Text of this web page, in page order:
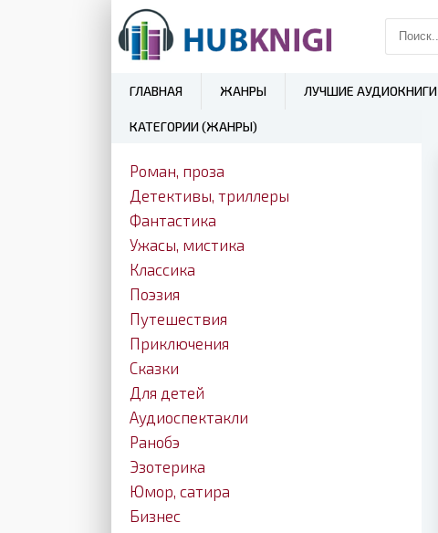
ГЛАВНАЯ ЖАНРЫ ЛУЧШИЕ АУДИОКНИГИ
КАТЕГОРИИ (ЖАНРЫ)
Роман, проза
Детективы, триллеры
Фантастика
Ужасы, мистика
Классика
Поэзия
Путешествия
Приключения
Сказки
Для детей
Аудиоспектакли
Ранобэ
Эзотерика
Юмор, сатира
Бизнес